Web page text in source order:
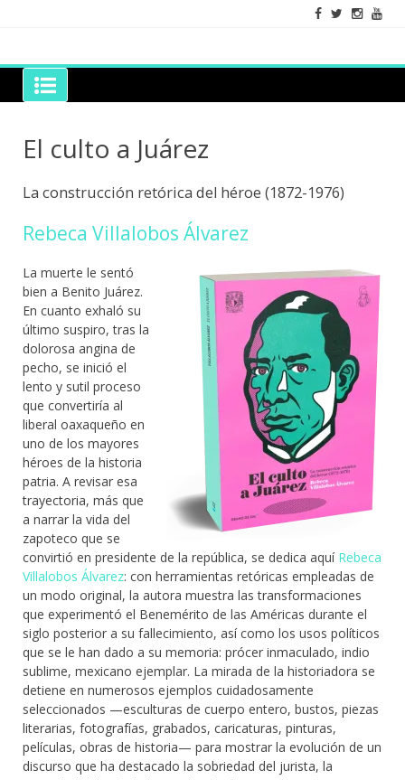
Grano de Sal
Libros para mantener viva la duda razonable
El culto a Juárez
La construcción retórica del héroe (1872-1976)
Rebeca Villalobos Álvarez
La muerte le sentó
bien a Benito Juárez.
En cuanto exhaló su
último suspiro, tras la
dolorosa angina de
pecho, se inició el
lento y sutil proceso
que convertiría al
liberal oaxaqueño en
uno de los mayores
héroes de la historia
patria. A revisar esa
trayectoria, más que
a narrar la vida del
zapoteco que se
convirtió en presidente de la república, se dedica aquí Rebeca
Villalobos Álvarez: con herramientas retóricas empleadas de
un modo original, la autora muestra las transformaciones
que experimentó el Benemérito de las Américas durante el
siglo posterior a su fallecimiento, así como los usos políticos
que se le han dado a su memoria: prócer inmaculado, indio
sublime, mexicano ejemplar. La mirada de la historiadora se
detiene en numerosos ejemplos cuidadosamente
seleccionados —esculturas de cuerpo entero, bustos, piezas
literarias, fotografías, grabados, caricaturas, pinturas,
películas, obras de historia— para mostrar la evolución de un
discurso que ha destacado la sobriedad del jurista, la